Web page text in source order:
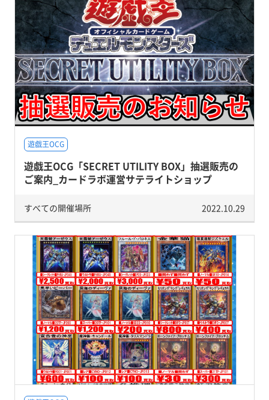
遊戯王OCG
遊戯王OCG「SECRET UTILITY BOX」抽選販売の
ご案内_カードラボ運営サテライトショップ
すべての開催場所 2022.10.29